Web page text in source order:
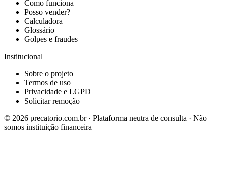
Como funciona
Posso vender?
Calculadora
Glossário
Golpes e fraudes
Institucional
Sobre o projeto
Termos de uso
Privacidade e LGPD
Solicitar remoção
© 2026 precatorio.com.br · Plataforma neutra de consulta · Não
somos instituição financeira